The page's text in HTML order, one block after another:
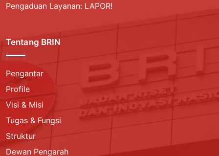
Pengaduan Layanan: LAPOR!
Tentang BRIN
Pengantar
Profile
Visi & Misi
Tugas & Fungsi
Struktur
Dewan Pengarah